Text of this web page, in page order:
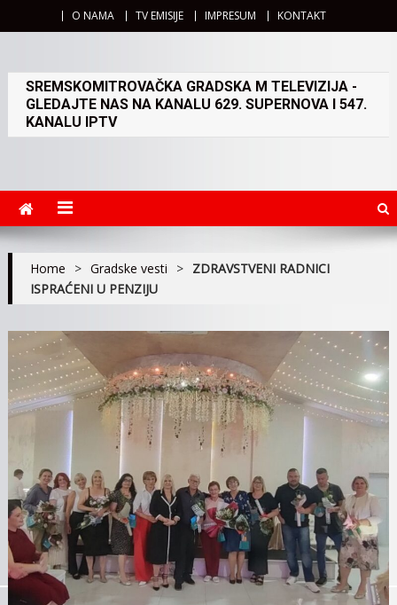
O NAMA TV EMISIJE IMPRESUM KONTAKT
SREMSKOMITROVAČKA GRADSKA M TELEVIZIJA -
GLEDAJTE NAS NA KANALU 629. SUPERNOVA I 547.
KANALU IPTV
Home > Gradske vesti > ZDRAVSTVENI RADNICI
ISPRAĆENI U PENZIJU